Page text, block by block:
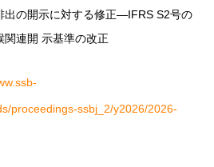
出の開示に対する修正―IFRS S2号の
関連開 示基準の改正
proceedings-ssbj_2/y2026/2026-